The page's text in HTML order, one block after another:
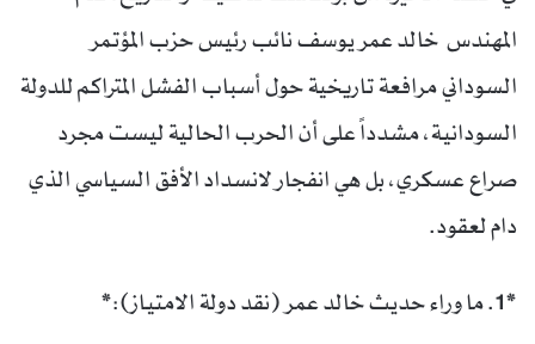
المهندس خالد عمر يوسف نائب رئيس حزب المؤتمر
السوداني مرافعة تاريخية حول أسباب الفشل المتراكم للدولة
السودانية، مشدداً على أن الحرب الحالية ليست مجرد
صراع عسكري، بل هي انفجار لانسداد الأفق السياسي الذي
دام لعقود.
*1. ما وراء حديث خالد عمر (نقد دولة الامتياز):*